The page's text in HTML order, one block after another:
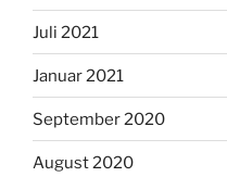
Juli 2021
Januar 2021
September 2020
August 2020